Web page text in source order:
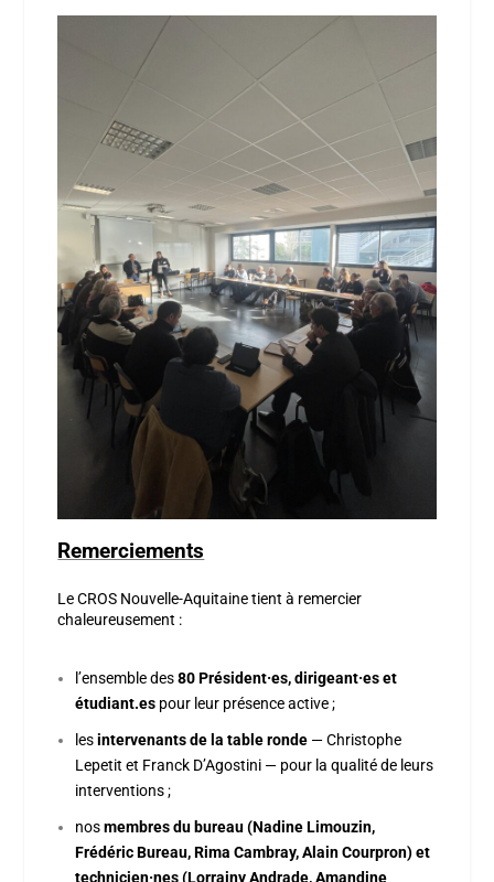
Remerciements
Le CROS Nouvelle-Aquitaine tient à remercier
chaleureusement :
l’ensemble des80 Président·es, dirigeant·es et
étudiant.es pour leur présence active ;
lesintervenants de la table ronde — Christophe
Lepetit et Franck D’Agostini — pour la qualité de leurs
interventions ;
nosmembresdu bureau (Nadine Limouzin,
Frédéric Bureau, Rima Cambray, Alain Courpron) et
technicien·nes (Lorrainy Andrade, Amandine